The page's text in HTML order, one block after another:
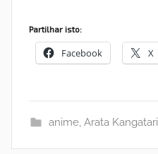
Partilhar isto:
Facebook X
anime, Arata Kangatari